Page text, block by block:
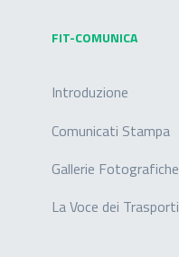
FIT-COMUNICA
Introduzione
Comunicati Stampa
Gallerie Fotografiche
La Voce dei Trasporti